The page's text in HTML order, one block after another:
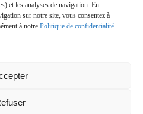
et les analyses de navigation. En
sur notre site, vous consentez à
à notre Politique de confidentialité.